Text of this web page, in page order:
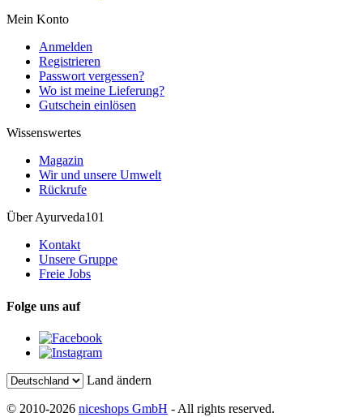
Mein Konto
Anmelden
Registrieren
Passwort vergessen?
Wo ist meine Lieferung?
Gutschein einlösen
Wissenswertes
Magazin
Wir und unsere Umwelt
Rückrufe
Über Ayurveda101
Kontakt
Unsere Gruppe
Freie Jobs
Folge uns auf
Land ändern
© 2010-2026 niceshops GmbH - All rights reserved.